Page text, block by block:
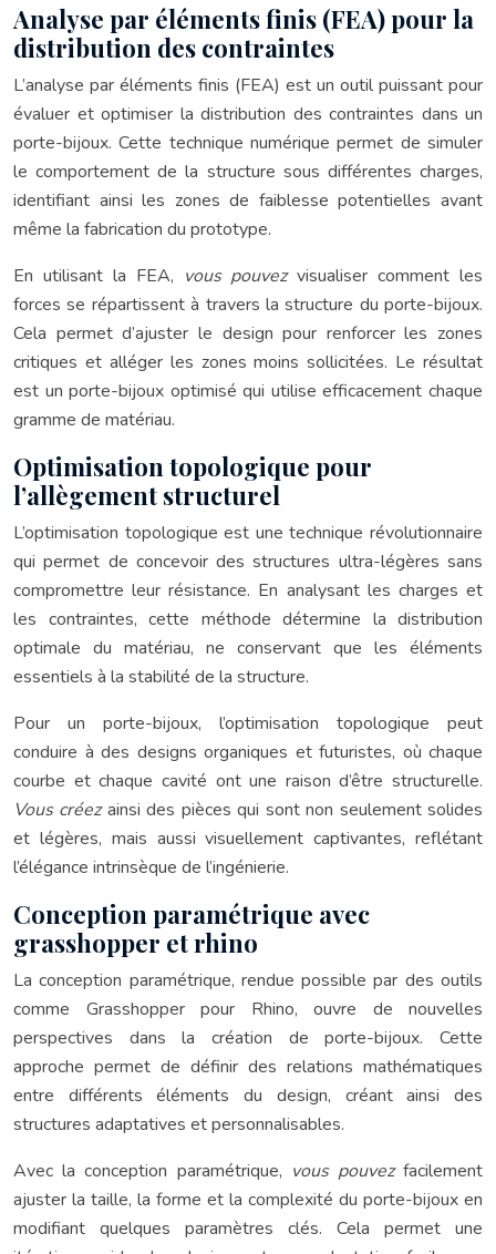
Analyse par éléments finis (FEA) pour la
distribution des contraintes
L’analyse par éléments finis (FEA) est un outil puissant pour
évaluer et optimiser la distribution des contraintes dans un
porte-bijoux. Cette technique numérique permet de simuler
le comportement de la structure sous différentes charges,
identifiant ainsi les zones de faiblesse potentielles avant
même la fabrication du prototype.
En utilisant la FEA, vous pouvezvisualiser comment les
forces se répartissent à travers la structure du porte-bijoux.
Cela permet d’ajuster le design pour renforcer les zones
critiques et alléger les zones moins sollicitées. Le résultat
est un porte-bijoux optimisé qui utilise efficacement chaque
gramme de matériau.
Optimisation topologique pour
l’allègement structurel
L’optimisation topologique est une technique révolutionnaire
qui permet de concevoir des structures ultra-légères sans
compromettre leur résistance. En analysant les charges et
les contraintes, cette méthode détermine la distribution
optimale du matériau, ne conservant que les éléments
essentiels à la stabilité de la structure.
Pour un porte-bijoux, l’optimisation topologique peut
conduire à des designs organiques et futuristes, où chaque
courbe et chaque cavité ont une raison d’être structurelle.
Vous créezainsi des pièces qui sont non seulement solides
et légères, mais aussi visuellement captivantes, reflétant
l’élégance intrinsèque de l’ingénierie.
Conception paramétrique avec
grasshopper et rhino
La conception paramétrique, rendue possible par des outils
comme Grasshopper pour Rhino, ouvre de nouvelles
perspectives dans la création de porte-bijoux. Cette
approche permet de définir des relations mathématiques
entre différents éléments du design, créant ainsi des
structures adaptatives et personnalisables.
Avec la conception paramétrique, vous pouvezfacilement
ajuster la taille, la forme et la complexité du porte-bijoux en
modifiant quelques paramètres clés. Cela permet une